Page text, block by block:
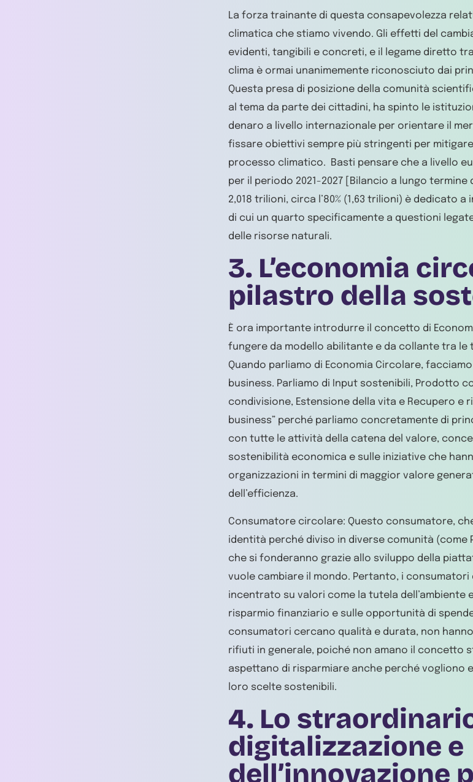
La forza trainante di questa consapevolezza
climatica che stiamo vivendo. Gli effetti del
evidenti, tangibili e concreti, e il legame diretto
clima è ormai unanimemente riconosciuto dai
Questa presa di posizione della comunità
al tema da parte dei cittadini, ha spinto le
denaro a livello internazionale per orientare il
fissare obiettivi sempre più stringenti per
processo climatico. Basti pensare che a livello
per il periodo 2021-2027 [Bilancio a lungo termine
2,018 trilioni, circa l’80% (1,63 trilioni) è dedicato
di cui un quarto specificamente a questioni
delle risorse naturali.
3. L’economia
pilastro della
È ora importante introdurre il concetto di
fungere da modello abilitante e da collante tra le
Quando parliamo di Economia Circolare,
business. Parliamo di Input sostenibili, Prodotto
condivisione, Estensione della vita e Recupero e
business” perché parliamo concretamente di
con tutte le attività della catena del valore,
sostenibilità economica e sulle iniziative che
organizzazioni in termini di maggior valore
dell’efficienza.
Consumatore circolare: Questo consumatore,
identità perché diviso in diverse comunità (come
che si fonderanno grazie allo sviluppo della
vuole cambiare il mondo. Pertanto, i
incentrato su valori come la tutela dell’ambiente
risparmio finanziario e sulle opportunità di
consumatori cercano qualità e durata, non
rifiuti in generale, poiché non amano il concetto
aspettano di risparmiare anche perché vogliono
loro scelte sostenibili.
4. Lo
digitalizzazione e
dell’innovazione